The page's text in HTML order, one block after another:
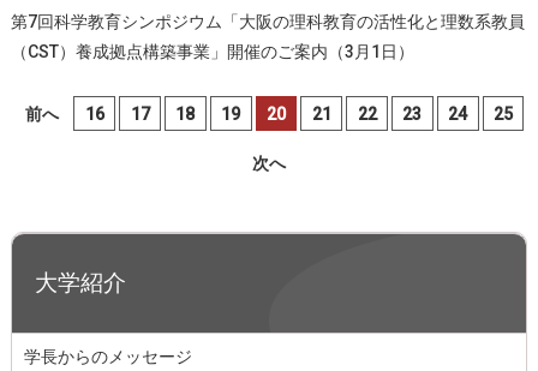
第7回科学教育シンポジウム「大阪の理科教育の活性化と理数系教員
（CST）養成拠点構築事業」開催のご案内（3月1日）
前へ 16 17 18 19 20 21 22 23 24 25
次へ
大学紹介
学長からのメッセージ